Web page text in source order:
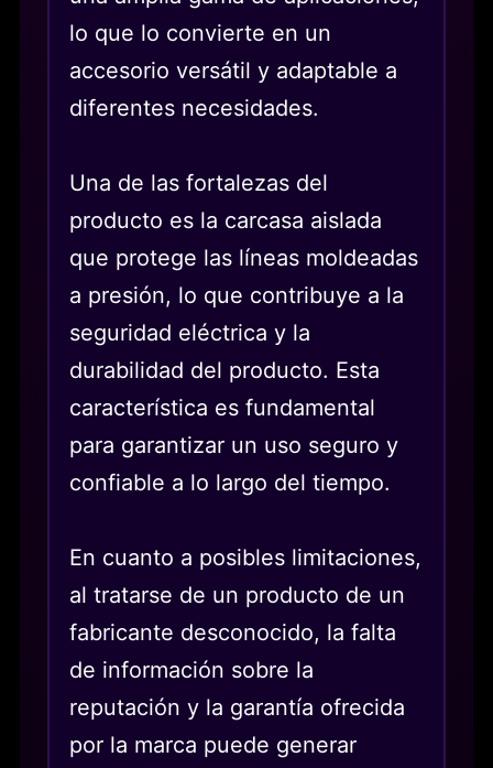
lo que lo convierte en un
accesorio versátil y adaptable a
diferentes necesidades.
Una de las fortalezas del
producto es la carcasa aislada
que protege las líneas moldeadas
a presión, lo que contribuye a la
seguridad eléctrica y la
durabilidad del producto. Esta
característica es fundamental
para garantizar un uso seguro y
confiable a lo largo del tiempo.
En cuanto a posibles limitaciones,
al tratarse de un producto de un
fabricante desconocido, la falta
de información sobre la
reputación y la garantía ofrecida
por la marca puede generar